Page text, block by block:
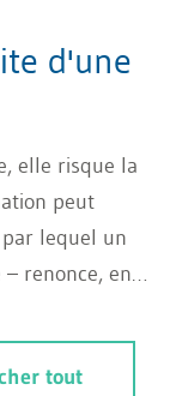
d'une
elle risque la
peut
par lequel un
renonce, en
de
tout